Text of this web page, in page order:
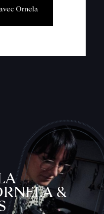
vec Ornela
&